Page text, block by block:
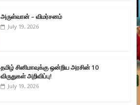
அருள்வான் – விமர்சனம்
July 19, 2026
தமிழ் சினிமாவுக்கு ஒன்றிய அரசின் 10
விருதுகள் அறிவிப்பு!
July 19, 2026